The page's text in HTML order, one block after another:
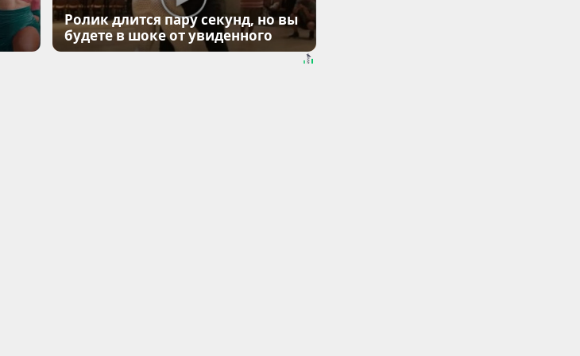
Ролик длится пару секунд, но вы
будете в шоке от увиденного